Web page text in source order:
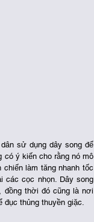
sử dụng dây song để
có ý kiến cho rằng nó mô
làm tăng nhanh tốc
các cọc nhọn. Dây song
đồng thời đó cũng là nơi
đục thủng thuyền giặc.